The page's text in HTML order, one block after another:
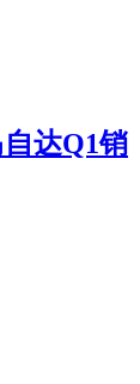
达Q1销